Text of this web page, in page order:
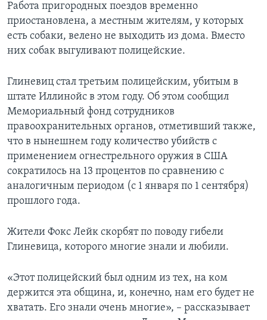
Работа пригородных поездов временно
приостановлена, а местным жителям, у которых
есть собаки, велено не выходить из дома. Вместо
них собак выгуливают полицейские.
Глиневиц стал третьим полицейским, убитым в
штате Иллинойс в этом году. Об этом сообщил
Мемориальный фонд сотрудников
правоохранительных органов, отметивший также,
что в нынешнем году количество убийств с
применением огнестрельного оружия в США
сократилось на 13 процентов по сравнению с
аналогичным периодом (с 1 января по 1 сентября)
прошлого года.
Жители Фокс Лейк скорбят по поводу гибели
Глиневица, которого многие знали и любили.
«Этот полицейский был одним из тех, на ком
держится эта община, и, конечно, нам его будет не
хватать. Его знали очень многие», – рассказывает